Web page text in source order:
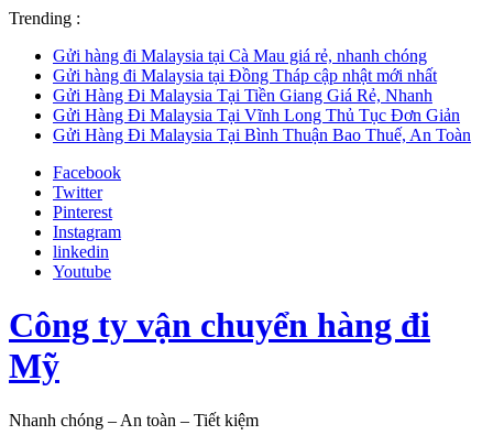
Trending :
Gửi hàng đi Malaysia tại Cà Mau giá rẻ, nhanh chóng
Gửi hàng đi Malaysia tại Đồng Tháp cập nhật mới nhất
Gửi Hàng Đi Malaysia Tại Tiền Giang Giá Rẻ, Nhanh
Gửi Hàng Đi Malaysia Tại Vĩnh Long Thủ Tục Đơn Giản
Gửi Hàng Đi Malaysia Tại Bình Thuận Bao Thuế, An Toàn
Facebook
Twitter
Pinterest
Instagram
linkedin
Youtube
Công ty vận chuyển hàng đi
Mỹ
Nhanh chóng – An toàn – Tiết kiệm